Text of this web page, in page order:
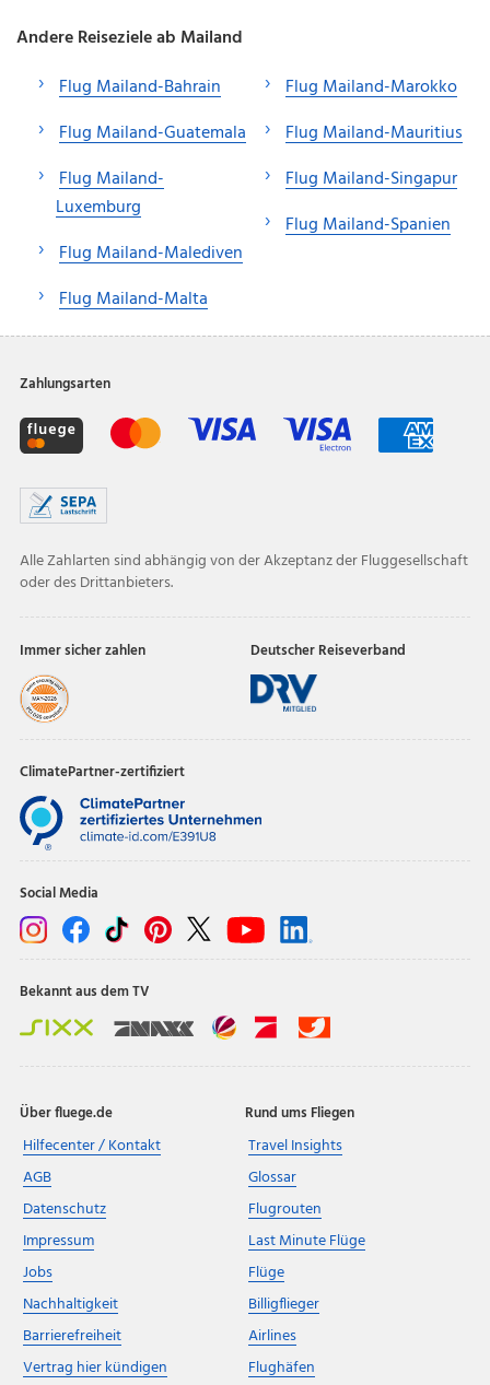
Andere Reiseziele ab Mailand
Flug Mailand-Bahrain
Flug Mailand-Guatemala
Flug Mailand-
Luxemburg
Flug Mailand-Malediven
Flug Mailand-Malta
Flug Mailand-Marokko
Flug Mailand-Mauritius
Flug Mailand-Singapur
Flug Mailand-Spanien